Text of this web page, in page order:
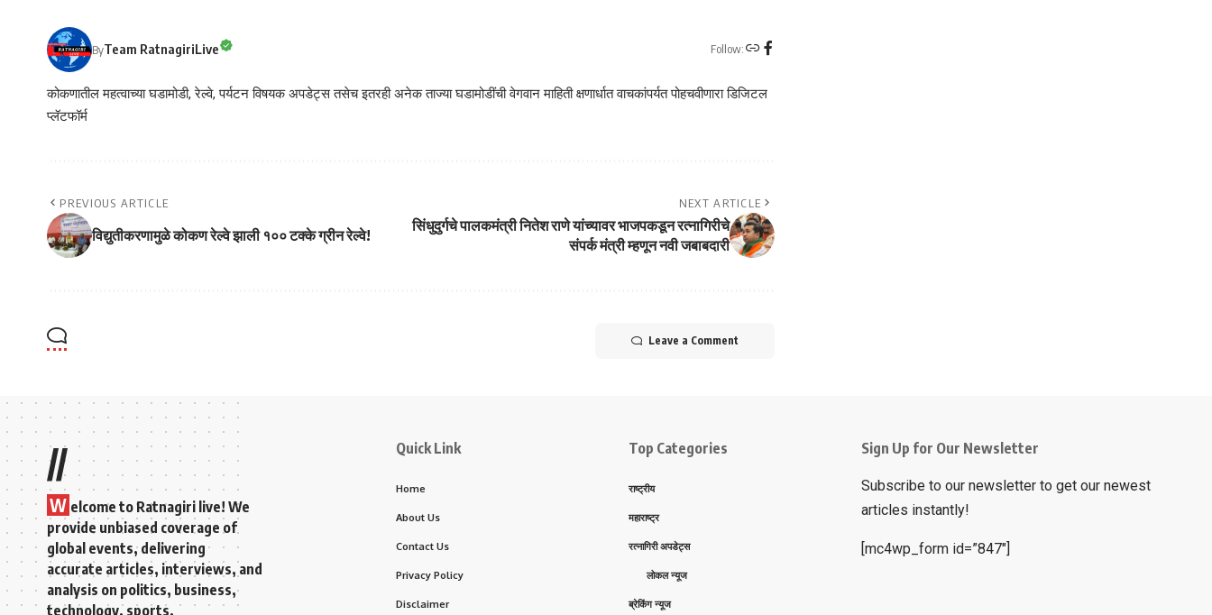
ByTeam RatnagiriLive Follow:
कोकणातील महत्वाच्या घडामोडी, रेल्वे, पर्यटन विषयक अपडेट्स तसेच इतरही अनेक ताज्या घडामोडींची वेगवान माहिती क्षणार्धात वाचकांपर्यत पोहचवीणारा डिजिटल
प्लॅटफॉर्म
PREVIOUS ARTICLE
विद्युतीकरणामुळे कोकण रेल्वे झाली १०० टक्के ग्रीन रेल्वे!
NEXT ARTICLE
सिंधुदुर्गचे पालकमंत्री नितेश राणे यांच्यावर भाजपकडून रत्नागिरीचे
संपर्क मंत्री म्हणून नवी जबाबदारी
Leave a Comment
//
W elcome to Ratnagiri live! We
provide unbiased coverage of
global events, delivering
accurate articles, interviews, and
analysis on politics, business,
technology, sports,
Quick Link
Home
About Us
Contact Us
Privacy Policy
Disclaimer
Top Categories
राष्ट्रीय
महाराष्ट्र
रत्नागिरी अपडेट्स
लोकल न्यूज
ब्रेकिंग न्यूज
Sign Up for Our Newsletter
Subscribe to our newsletter to get our newest
articles instantly!
[mc4wp_form id=”847″]